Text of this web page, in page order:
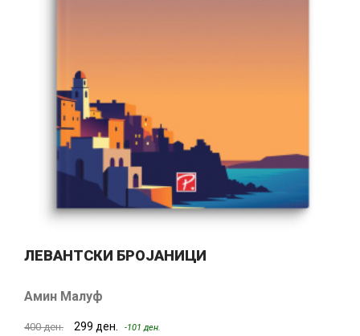
ЛЕВАНТСКИ БРОЈАНИЦИ
Амин Малуф
400 ден. 299 ден. -101 ден.